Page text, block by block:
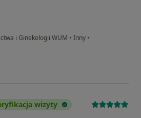
i Ginekologii WUM • Inny •
wizyty